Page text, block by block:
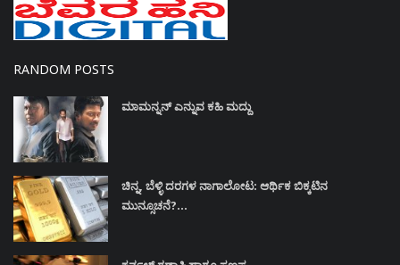
RANDOM POSTS
ಮಾಮನ್ನನ್‌ ಎನ್ನುವ ಕಹಿ ಮದ್ದು
ಚಿನ್ನ, ಬೆಳ್ಳಿ ದರಗಳ ನಾಗಾಲೋಟ: ಆರ್ಥಿಕ ಬಿಕ್ಕಟಿನ
ಮುನ್ಸೂಚನೆ?...